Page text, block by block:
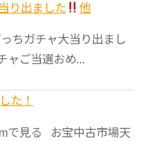
り出ました 他
ちガチャ大当り出まし
ャご当選おめ...
た！
で見る お宝中古市場天